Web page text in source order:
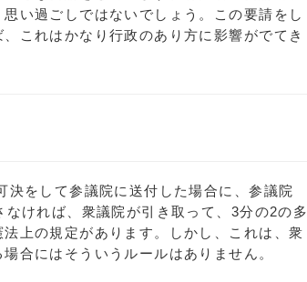
い過ごしではないでしょう。この要請をし
これはかなり行政のあり方に影響がでてき
をして参議院に送付した場合に、参議院
ければ、衆議院が引き取って、3分の2の多
上の規定があります。しかし、これは、衆
合にはそういうルールはありません。